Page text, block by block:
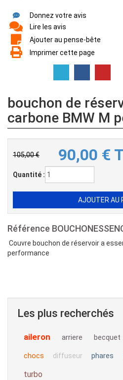
Donnez votre avis
Lire les avis
Ajouter au pense-bête
Imprimer cette page
bouchon de
carbone BMW M
105,00 € 90,00 €
Quantité :
Référence
Couvre bouchon de réservoir a
performance
Les plus recherchés
aileron arriere becquet
chocs diffuseur phares
turbo